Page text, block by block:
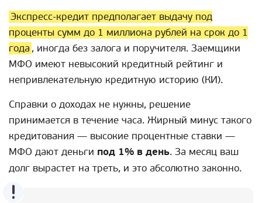
Экспресс-кредит предполагает выдачу под
проценты сумм до 1 миллиона рублей на срок до 1
года , иногда без залога и поручителя. Заемщики
МФО имеют невысокий кредитный рейтинг и
непривлекательную кредитную историю (КИ).
Справки о доходах не нужны, решение
принимается в течение часа. Жирный минус такого
кредитования — высокие процентные ставки —
МФО дают деньги под 1% в день. За месяц ваш
долг вырастет на треть, и это абсолютно законно.